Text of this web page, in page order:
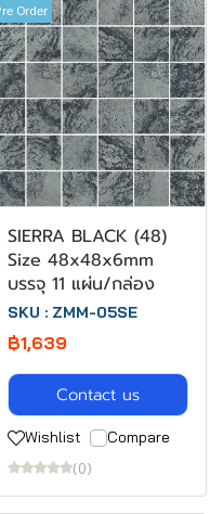
Order
SIERRA BLACK (48)
Size 48x48x6mm
บรรจุ 11 แผ่น/กล่อง
SKU : ZMM-05SE
฿1,639
Contact us
Wishlist
Compare
(0)